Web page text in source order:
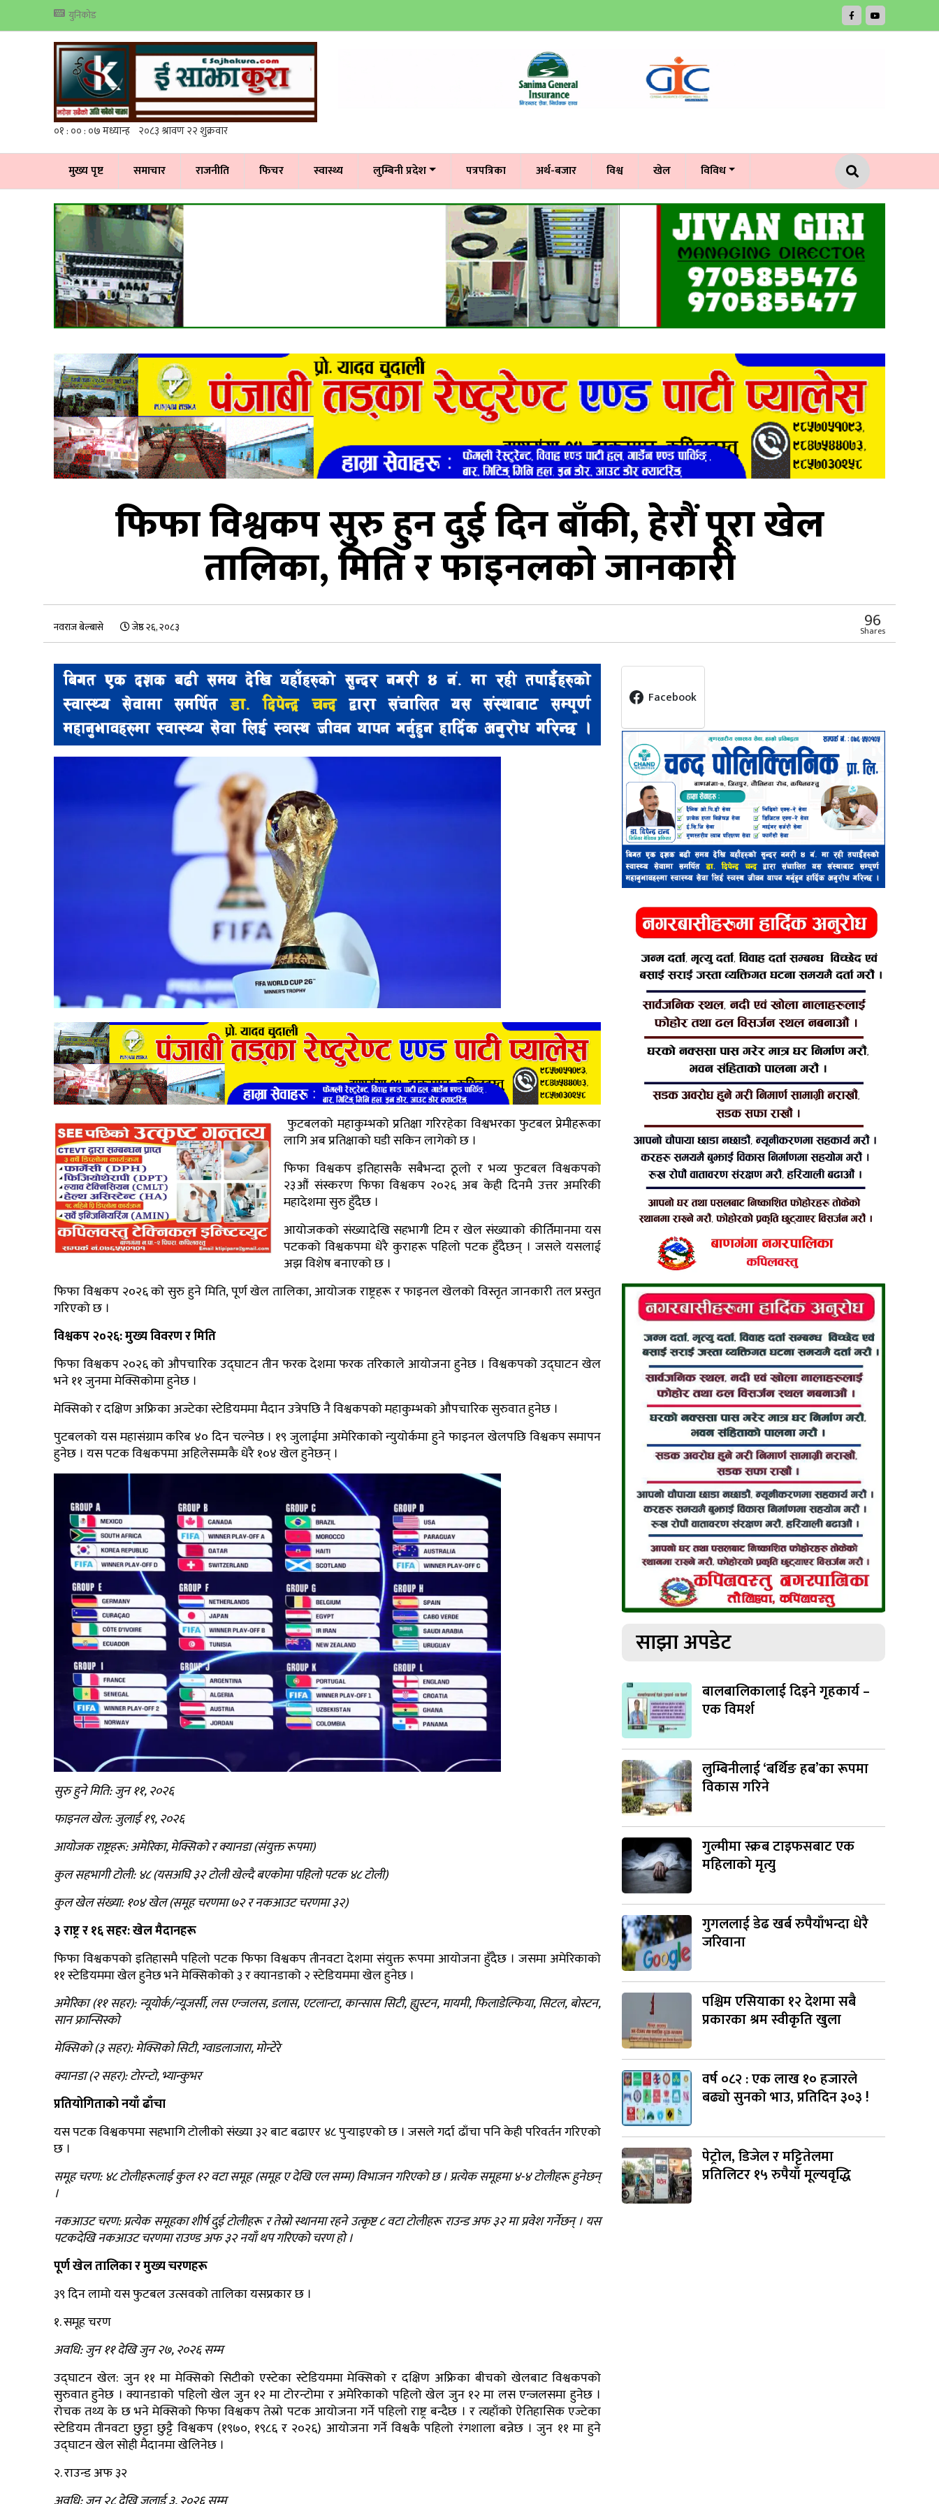
युनिकोड
मुख्य पृष्ट समाचार राजनीति फिचर स्वास्थ्य लुम्बिनी प्रदेश पत्रपत्रिका अर्थ-बजार विश्व खेल विविध
फिफा विश्वकप सुरु हुन दुई दिन बाँकी, हेरौं पूरा खेल
तालिका, मिति र फाइनलको जानकारी
नवराज बेल्बासे जेष्ठ २६, २०८३ 96
Shares
फुटबलको महाकुम्भको प्रतिक्षा गरिरहेका विश्वभरका फुटबल प्रेमीहरूका
लागि अब प्रतिक्षाको घडी सकिन लागेको छ ।
फिफा विश्वकप इतिहासकै सबैभन्दा ठूलो र भव्य फुटबल विश्वकपको
२३औं संस्करण फिफा विश्वकप २०२६ अब केही दिनमै उत्तर अमरिकी
महादेशमा सुरु हुँदैछ ।
आयोजकको संख्यादेखि सहभागी टिम र खेल संख्याको कीर्तिमानमा यस
पटकको विश्वकपमा धेरै कुराहरू पहिलो पटक हुँदैछन् । जसले यसलाई
अझ विशेष बनाएको छ ।
फिफा विश्वकप २०२६ को सुरु हुने मिति, पूर्ण खेल तालिका, आयोजक राष्ट्रहरू र फाइनल खेलको विस्तृत जानकारी तल प्रस्तुत
गरिएको छ ।
विश्वकप २०२६: मुख्य विवरण र मिति
फिफा विश्वकप २०२६ को औपचारिक उद्घाटन तीन फरक देशमा फरक तरिकाले आयोजना हुनेछ । विश्वकपको उद्घाटन खेल
भने ११ जुनमा मेक्सिकोमा हुनेछ ।
मेक्सिको र दक्षिण अफ्रिका अज्टेका स्टेडियममा मैदान उत्रेपछि नै विश्वकपको महाकुम्भको औपचारिक सुरुवात हुनेछ ।
पुटबलको यस महासंग्राम करिब ४० दिन चल्नेछ । १९ जुलाईमा अमेरिकाको न्युयोर्कमा हुने फाइनल खेलपछि विश्वकप समापन
हुनेछ । यस पटक विश्वकपमा अहिलेसम्मकै धेरै १०४ खेल हुनेछन् ।
सुरु हुने मिति: जुन ११, २०२६
फाइनल खेल: जुलाई १९, २०२६
आयोजक राष्ट्रहरू: अमेरिका, मेक्सिको र क्यानडा (संयुक्त रूपमा)
कुल सहभागी टोली: ४८ (यसअघि ३२ टोली खेल्दै बएकोमा पहिलो पटक ४८ टोली)
कुल खेल संख्या: १०४ खेल (समूह चरणमा ७२ र नकआउट चरणमा ३२)
३ राष्ट्र र १६ सहर: खेल मैदानहरू
फिफा विश्वकपको इतिहासमै पहिलो पटक फिफा विश्वकप तीनवटा देशमा संयुक्त रूपमा आयोजना हुँदैछ । जसमा अमेरिकाको
११ स्टेडियममा खेल हुनेछ भने मेक्सिकोको ३ र क्यानडाको २ स्टेडियममा खेल हुनेछ ।
अमेरिका (११ सहर): न्यूयोर्क/न्यूजर्सी, लस एन्जलस, डलास, एटलान्टा, कान्सास सिटी, ह्युस्टन, मायमी, फिलाडेल्फिया, सिटल, बोस्टन,
सान फ्रान्सिस्को
मेक्सिको (३ सहर): मेक्सिको सिटी, ग्वाडलाजारा, मोन्टेरे
क्यानडा (२ सहर): टोरन्टो, भ्यान्कुभर
प्रतियोगिताको नयाँ ढाँचा
यस पटक विश्वकपमा सहभागि टोलीको संख्या ३२ बाट बढाएर ४८ पुर्‍याइएको छ । जसले गर्दा ढाँचा पनि केही परिवर्तन गरिएको
छ ।
समूह चरण: ४८ टोलीहरूलाई कुल १२ वटा समूह (समूह ए देखि एल सम्म) विभाजन गरिएको छ । प्रत्येक समूहमा ४-४ टोलीहरू हुनेछन्
।
नकआउट चरण: प्रत्येक समूहका शीर्ष दुई टोलीहरू र तेस्रो स्थानमा रहने उत्कृष्ट ८ वटा टोलीहरू राउन्ड अफ ३२ मा प्रवेश गर्नेछन् । यस
पटकदेखि नकआउट चरणमा राउण्ड अफ ३२ नयाँ थप गरिएको चरण हो ।
पूर्ण खेल तालिका र मुख्य चरणहरू
३९ दिन लामो यस फुटबल उत्सवको तालिका यसप्रकार छ ।
१. समूह चरण
अवधि: जुन ११ देखि जुन २७, २०२६ सम्म
उद्घाटन खेल: जुन ११ मा मेक्सिको सिटीको एस्टेका स्टेडियममा मेक्सिको र दक्षिण अफ्रिका बीचको खेलबाट विश्वकपको
सुरुवात हुनेछ । क्यानडाको पहिलो खेल जुन १२ मा टोरन्टोमा र अमेरिकाको पहिलो खेल जुन १२ मा लस एन्जलसमा हुनेछ ।
रोचक तथ्य के छ भने मेक्सिको फिफा विश्वकप तेस्रो पटक आयोजना गर्ने पहिलो राष्ट्र बन्दैछ । र त्यहाँको ऐतिहासिक एज्टेका
स्टेडियम तीनवटा छुट्टा छुट्टै विश्वकप (१९७०, १९८६ र २०२६) आयोजना गर्ने विश्वकै पहिलो रंगशाला बन्नेछ । जुन ११ मा हुने
उद्घाटन खेल सोही मैदानमा खेलिनेछ ।
२. राउन्ड अफ ३२
Facebook
साझा अपडेट
बालबालिकालाई दिइने गृहकार्य –
एक विमर्श
लुम्बिनीलाई ‘बर्थिङ हब’का रूपमा
विकास गरिने
गुल्मीमा स्क्रब टाइफसबाट एक
महिलाको मृत्यु
गुगललाई डेढ खर्ब रुपैयाँभन्दा धेरै
जरिवाना
पश्चिम एसियाका १२ देशमा सबै
प्रकारका श्रम स्वीकृति खुला
वर्ष ०८२ : एक लाख १० हजारले
बढ्यो सुनको भाउ, प्रतिदिन ३०३ !
पेट्रोल, डिजेल र मट्टितेलमा
प्रतिलिटर १५ रुपैयाँ मूल्यवृद्धि